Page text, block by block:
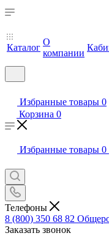
Каталог
О
компании
Избранные товары 0
Корзина 0
Избранные товары 0
Телефоны
8 (800) 350 68 82
Заказать звонок